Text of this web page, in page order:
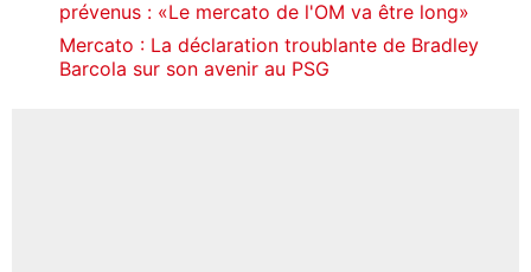
prévenus : «Le mercato de l'OM va être long»
Mercato : La déclaration troublante de Bradley
Barcola sur son avenir au PSG